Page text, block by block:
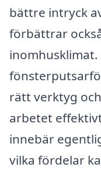
bättre intryck
förbättrar
rätt verktyg
arbetet
innebär
vilka fördelar